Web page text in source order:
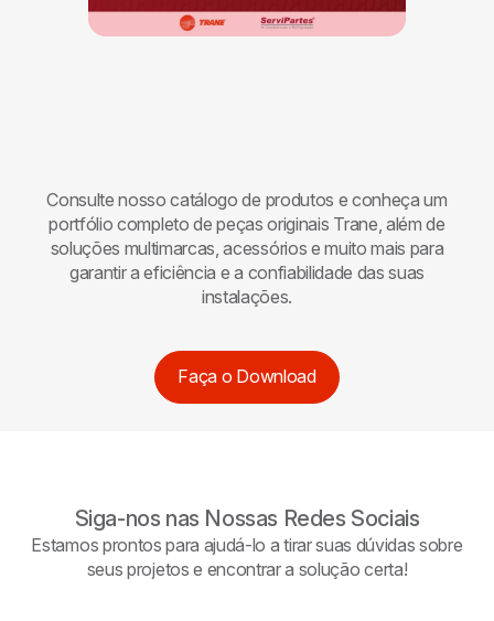
Consulte nosso catálogo de produtos e conheça um
portfólio completo de peças originais Trane , além de
soluções multimarcas, acessórios e muito mais para
garantir a eficiência e a confiabilidade das suas
instalações.
Faça o Download
Siga-nos nas Nossas Redes Sociais
Estamos prontos para ajudá-lo a tirar suas dúvidas sobre
seus projetos e encontrar a solução certa!